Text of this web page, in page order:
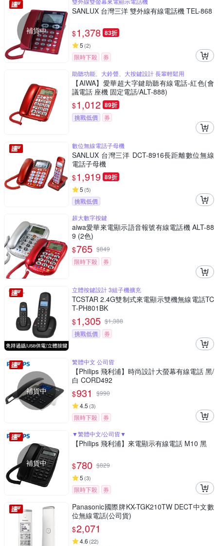
補貨中
SANLUX 台灣三洋 雙外線有線電話機 TEL-868
$1,378 83折
5 (2)
限時下殺
券
助聽功能、大鈴聲、大按鍵設計 長輩輕鬆用
【AIWA】愛華超大字鍵助聽有線電話-紅色(會
議電話 座機 固定電話/ALT-888)
$1,012 89折
挑戰低價 券
數位無線電話子母機
SANLUX 台灣三洋 DCT-8916長距離數位無線
電話子母機
$1,919 89折
5 (5)
挑戰低價
超大數字按鍵
aiwa愛華來電顯示語音報號有線電話機 ALT-88
9 (2色)
$765 $849
限時下殺
券
立體按鍵設計 3組子機擴充
TCSTAR 2.4G雙制式來電顯示雙機無線電話TC
T-PH801BK
$1,305 $1,388
挑戰低價
券
補貨中
繁體中文 公司貨
【Philips 飛利浦】時尚設計大螢幕有線電話 黑/
白 CORD492
$931 $990
4.5 (3)
限時下殺 券
補貨中
▼繁體中文/公司貨▼
【Philips 飛利浦】來電顯示有線電話 M10 黑
$780 $829
5 (3)
限時下殺 券
Panasonic國際牌KX-TGK210TW DECT中文數
位無線電話(公司貨)
$2,071
4.6 (22)